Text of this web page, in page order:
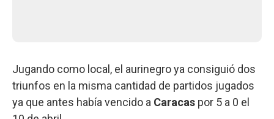
Jugando como local, el aurinegro ya consiguió dos
triunfos en la misma cantidad de partidos jugados
ya que antes había vencido a Caracas por 5 a 0 el